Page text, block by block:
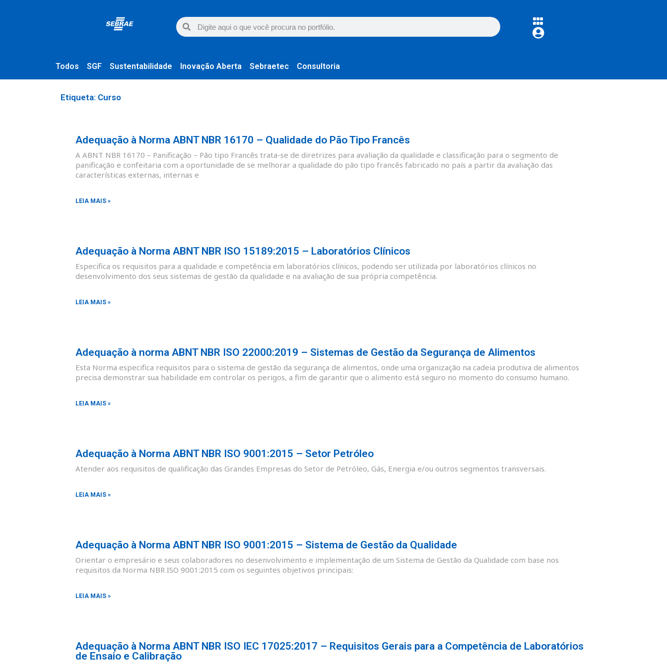
Todos SGF Sustentabilidade Inovação Aberta Sebraetec Consultoria
Etiqueta: Curso
Adequação à Norma ABNT NBR 16170 – Qualidade do Pão Tipo Francês
A ABNT NBR 16170 – Panificação – Pão tipo Francês trata-se de diretrizes para avaliação da qualidade e classificação para o segmento de
panificação e confeitaria com a oportunidade de se melhorar a qualidade do pão tipo francês fabricado no país a partir da avaliação das
características externas, internas e
LEIA MAIS »
Adequação à Norma ABNT NBR ISO 15189:2015 – Laboratórios Clínicos
Especifica os requisitos para a qualidade e competência em laboratórios clínicos, podendo ser utilizada por laboratórios clínicos no
desenvolvimento dos seus sistemas de gestão da qualidade e na avaliação de sua própria competência.
LEIA MAIS »
Adequação à norma ABNT NBR ISO 22000:2019 – Sistemas de Gestão da Segurança de Alimentos
Esta Norma especifica requisitos para o sistema de gestão da segurança de alimentos, onde uma organização na cadeia produtiva de alimentos
precisa demonstrar sua habilidade em controlar os perigos, a fim de garantir que o alimento está seguro no momento do consumo humano.
LEIA MAIS »
Adequação à Norma ABNT NBR ISO 9001:2015 – Setor Petróleo
Atender aos requisitos de qualificação das Grandes Empresas do Setor de Petróleo, Gás, Energia e/ou outros segmentos transversais.
LEIA MAIS »
Adequação à Norma ABNT NBR ISO 9001:2015 – Sistema de Gestão da Qualidade
Orientar o empresário e seus colaboradores no desenvolvimento e implementação de um Sistema de Gestão da Qualidade com base nos
requisitos da Norma NBR ISO 9001:2015 com os seguintes objetivos principais:
LEIA MAIS »
Adequação à Norma ABNT NBR ISO IEC 17025:2017 – Requisitos Gerais para a Competência de Laboratórios
de Ensaio e Calibração